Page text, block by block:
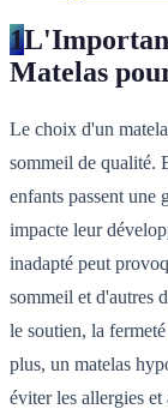
1
Matelas
Le choix d'un
sommeil de qualité.
enfants passent une
impacte leur
inadapté peut
sommeil et d'autres
le soutien, la
plus, un matelas
éviter les allergies